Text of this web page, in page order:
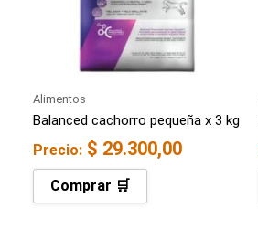
Alimentos
Balanced cachorro pequeña x 3 kg
Precio: $ 29.300,00
Comprar 🛒